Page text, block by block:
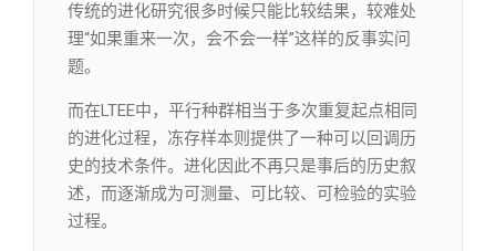
传统的进化研究很多时候只能比较结果，较难处
理“如果重来一次，会不会一样”这样的反事实问
题。
而在LTEE中，平行种群相当于多次重复起点相同
的进化过程，冻存样本则提供了一种可以回调历
史的技术条件。进化因此不再只是事后的历史叙
述，而逐渐成为可测量、可比较、可检验的实验
过程。